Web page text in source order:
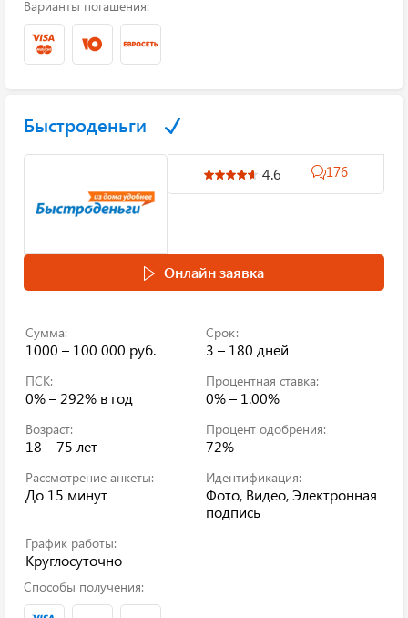
Варианты погашения:
Быстроденьги
4.6 176
Онлайн заявка
Сумма:
1000 – 100 000 руб.
Срок:
3 – 180 дней
ПСК:
0% – 292% в год
Процентная ставка:
0% – 1.00%
Возраст:
18 – 75 лет
Процент одобрения:
72%
Рассмотрение анкеты:
До 15 минут
Идентификация:
Фото, Видео, Электронная
подпись
График работы:
Круглосуточно
Способы получения: